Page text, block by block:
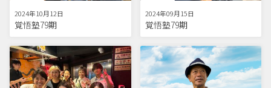
2024年10月12日
覚悟塾79期
2024年09月15日
覚悟塾79期